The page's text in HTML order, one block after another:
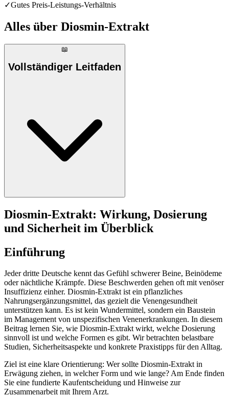
✓Gutes Preis-Leistungs-Verhältnis
Alles über Diosmin-Extrakt
📖
Vollständiger Leitfaden
Diosmin-Extrakt: Wirkung, Dosierung
und Sicherheit im Überblick
Einführung
Jeder dritte Deutsche kennt das Gefühl schwerer Beine, Beinödeme
oder nächtliche Krämpfe. Diese Beschwerden gehen oft mit venöser
Insuffizienz einher. Diosmin-Extrakt ist ein pflanzliches
Nahrungsergänzungsmittel, das gezielt die Venengesundheit
unterstützen kann. Es ist kein Wundermittel, sondern ein Baustein
im Management von unspezifischen Venenerkrankungen. In diesem
Beitrag lernen Sie, wie Diosmin-Extrakt wirkt, welche Dosierung
sinnvoll ist und welche Formen es gibt. Wir betrachten belastbare
Studien, Sicherheitsaspekte und konkrete Praxistipps für den Alltag.
Ziel ist eine klare Orientierung: Wer sollte Diosmin-Extrakt in
Erwägung ziehen, in welcher Form und wie lange? Am Ende finden
Sie eine fundierte Kaufentscheidung und Hinweise zur
Zusammenarbeit mit Ihrem Arzt.